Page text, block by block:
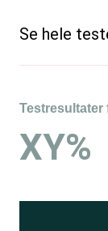
Se hele
XY%